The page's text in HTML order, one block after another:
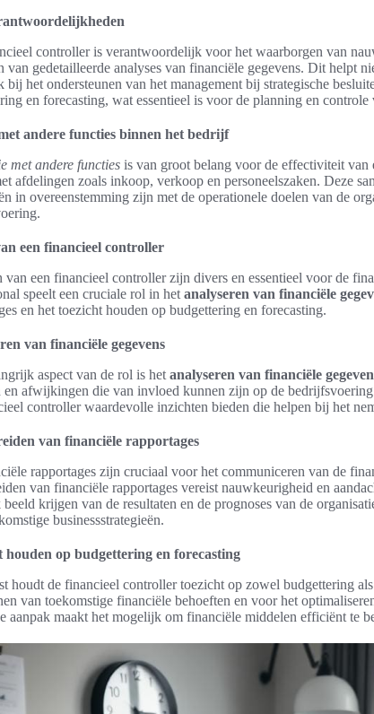
controller is verantwoordelijk voor het waarborgen van
van gedetailleerde analyses van financiële gegevens. Dit helpt
bij het ondersteunen van het management bij strategische
en forecasting, wat essentieel is voor de planning en controle
andere functies binnen het bedrijf
met andere functies is van groot belang voor de effectiviteit
afdelingen zoals inkoop, verkoop en personeelszaken. Deze
in overeenstemming zijn met de operationele doelen van de
een financieel controller
van een financieel controller zijn divers en essentieel voor de
speelt een cruciale rol in het analyseren van financiële
en het toezicht houden op budgettering en forecasting.
van financiële gegevens
aspect van de rol is het analyseren van financiële
en afwijkingen die van invloed kunnen zijn op de
controller waardevolle inzichten bieden die helpen bij het
van financiële rapportages
rapportages zijn cruciaal voor het communiceren van de
van financiële rapportages vereist nauwkeurigheid en
krijgen van de resultaten en de prognoses van de
businessstrategieën.
houden op budgettering en forecasting
houdt de financieel controller toezicht op zowel budgettering
van toekomstige financiële behoeften en voor het
aanpak maakt het mogelijk om financiële middelen efficiënt te